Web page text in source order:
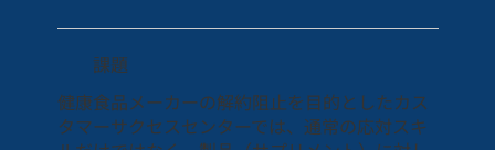
課題
健康食品メーカーの解約阻止を目的としたカス
タマーサクセスセンターでは、通常の応対スキ